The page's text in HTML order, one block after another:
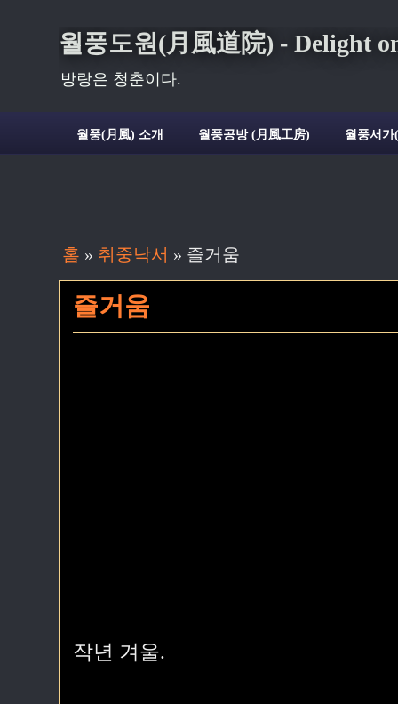
월풍도원(月風道院) - Delight
방랑은 청춘이다.
월풍(月風) 소개 월풍공방 (月風工房) 월풍서
홈 » 취중낙서 » 즐거움
즐거움
작년 겨울.